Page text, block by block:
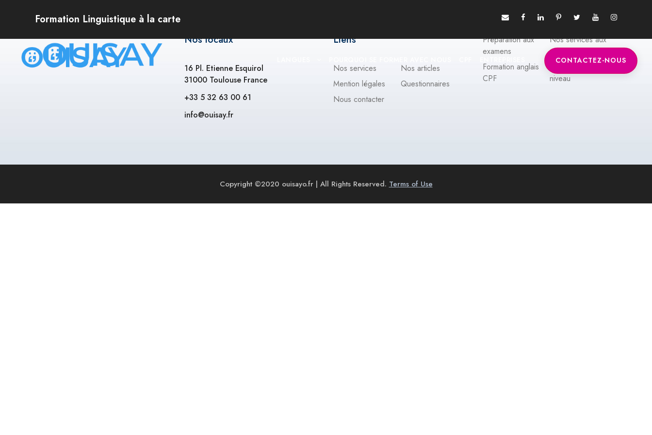
Formation Linguistique à la carte
CONTACTEZ-NOUS
Nos locaux
16 Pl. Etienne Esquirol
31000 Toulouse France
+33 5 32 63 00 61
info@ouisay.fr
Liens
Nos services
Nos articles
Mention légales
Questionnaires
Nous contacter
Préparation aux
examens
Nos services aux
particuliers
Formation anglais
CPF
Tous nos tests de
niveau
Copyright ©2020 ouisayo.fr | All Rights Reserved. Terms of Use